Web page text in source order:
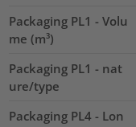
Packaging PL1 - Volu
me (m³)
Packaging PL1 - nat
ure/type
Packaging PL4 - Lon